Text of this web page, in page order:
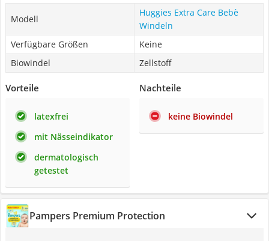
Modell
Huggies Extra Care Bebè
Windeln
Verfügbare Größen
Keine
Biowindel
Zellstoff
Vorteile
latexfrei
mit Nässeindikator
dermatologisch
getestet
Nachteile
keine Biowindel
Pampers Premium Protection